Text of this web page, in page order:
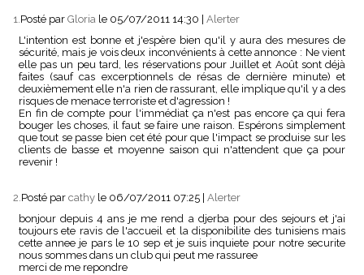
1. Posté par Gloria le 05/07/2011 14:30 | Alerter
L'intention est bonne et j'espère bien qu'il y aura des mesures de
sécurité, mais je vois deux inconvénients à cette annonce : Ne vient
elle pas un peu tard, les réservations pour Juillet et Août sont déjà
faites (sauf cas excerptionnels de résas de dernière minute) et
deuxièmement elle n'a rien de rassurant, elle implique qu'il y a des
risques de menace terroriste et d'agression !
En fin de compte pour l'immédiat ça n'est pas encore ça qui fera
bouger les choses, il faut se faire une raison. Espérons simplement
que tout se passe bien cet été pour que l'impact se produise sur les
clients de basse et moyenne saison qui n'attendent que ça pour
revenir !
2. Posté par cathy le 06/07/2011 07:25 | Alerter
bonjour depuis 4 ans je me rend a djerba pour des sejours et j'ai
toujours ete ravis de l'accueil et la disponibilite des tunisiens mais
cette annee je pars le 10 sep et je suis inquiete pour notre securite
nous sommes dans un club qui peut me rassuree
merci de me repondre